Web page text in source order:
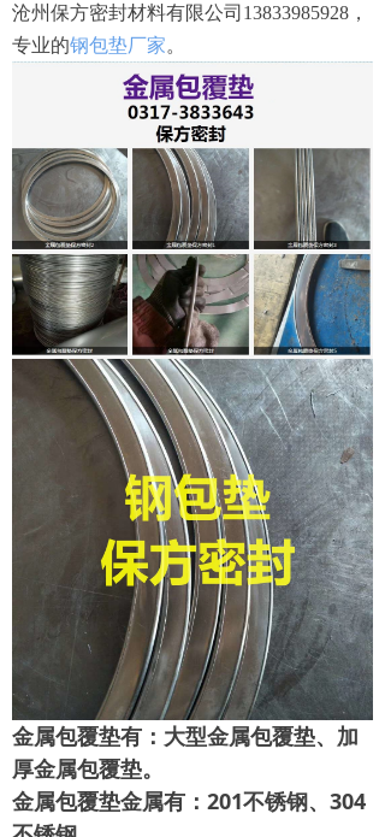
沧州保方密封材料有限公司13833985928，
专业的钢包垫厂家。
金属包覆垫有：大型金属包覆垫、加
厚金属包覆垫。
金属包覆垫金属有：201不锈钢、304